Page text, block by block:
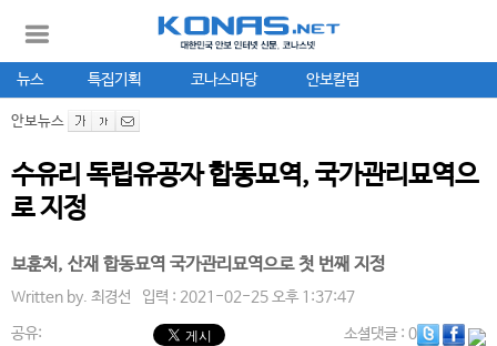
뉴스 특집기획 코나스마당 안보칼럼
안보뉴스
수유리 독립유공자 합동묘역, 국가관리묘역으
로 지정
보훈처, 산재 합동묘역 국가관리묘역으로 첫 번째 지정
Written by. 최경선 입력 : 2021-02-25 오후 1:37:47
공유: 소셜댓글: 0